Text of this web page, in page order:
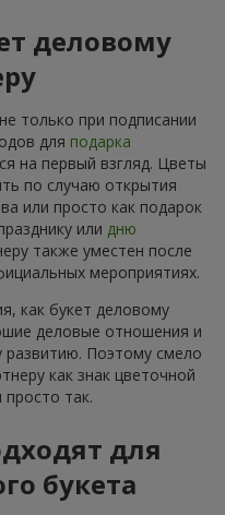
деловому
только при подписании
для подарка
на первый взгляд. Цветы
по случаю открытия
или просто как подарок
или дню
также уместен после
мероприятиях.
как букет деловому
деловые отношения и
развитию. Поэтому смело
как знак цветочной
так.
для
букета